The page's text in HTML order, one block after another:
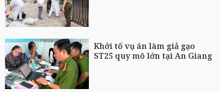
Khởi tố vụ án làm giả gạo
ST25 quy mô lớn tại An Giang